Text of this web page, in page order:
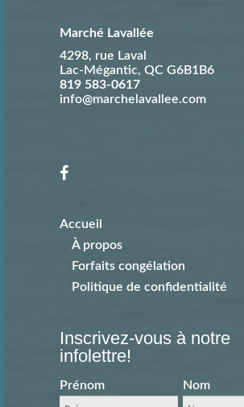
Marché Lavallée
4298, rue Laval
Lac-Mégantic, QC G6B1B6
819 583-0617
info@marchelavallee.com
Accueil
À propos
Forfaits congélation
Politique de confidentialité
Inscrivez-vous à notre
infolettre!
Prénom Nom